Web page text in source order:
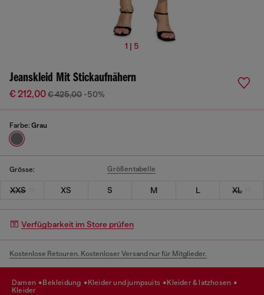
1 | 5
Jeanskleid Mit Stickaufnähern
€ 212,00€ 425,00 -50%
Farbe: Grau
Grösse: Größentabelle
XXS XS S M L XL
Verfügbarkeit im Store prüfen
Kostenlose Retouren. Kostenloser Versand nur für Mitglieder.
damen bekleidung kleider und jumpsuits
kleider & latzhosen
kleider